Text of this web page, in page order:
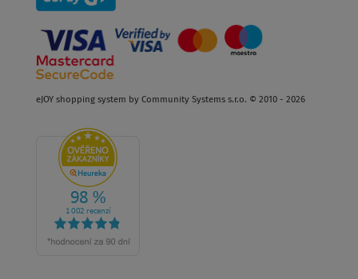
eJOY shopping system by Community Systems s.r.o. © 2010 - 2026